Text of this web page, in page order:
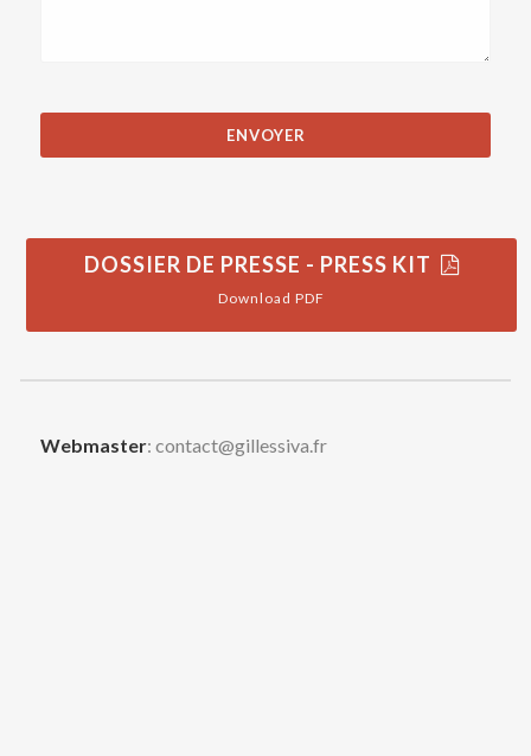
DOSSIER DE PRESSE - PRESS KIT
Download PDF
Webmaster: contact@gillessiva.fr